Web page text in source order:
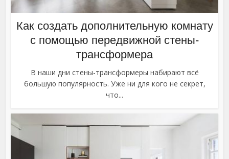
Как создать дополнительную комнату
с помощью передвижной стены-
трансформера
В наши дни стены-трансформеры набирают всё
большую популярность. Уже ни для кого не секрет,
что...